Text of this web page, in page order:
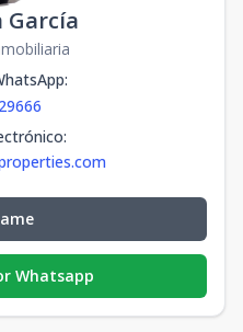
García
:
:
Whatsapp